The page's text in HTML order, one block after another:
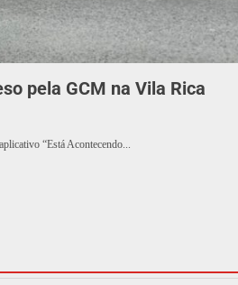
pela GCM na Vila Rica
“Está Acontecendo...